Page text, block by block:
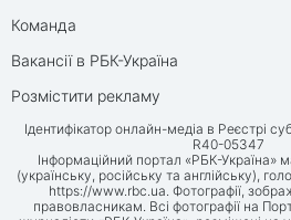
Команда
Вакансії в РБК-Україна
Розмістити рекламу
Ідентифікатор онлайн-медіа в Реєстрі
R40-05347
Інформаційний портал «РБК-Україна»
(українську, російську та англійську),
https://www.rbc.ua. Фотографії,
правовласникам. Всі фотографії на